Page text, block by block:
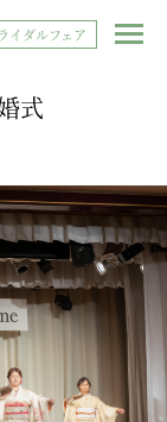
イダルフェア
式